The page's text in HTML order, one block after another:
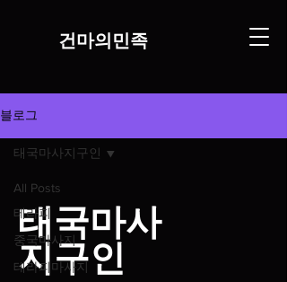
​건마의민족
블로그
All Posts
테라피
중국마사지
테라피마사지
태국마사지구인
태국마사
지구인